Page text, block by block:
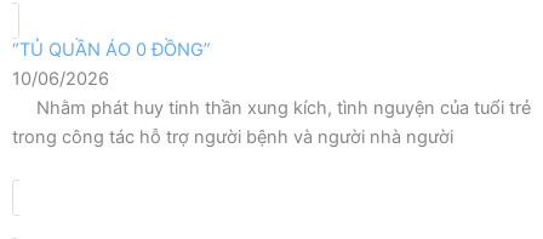
“TỦ QUẦN ÁO 0 ĐỒNG”
10/06/2026
Nhằm phát huy tinh thần xung kích, tình nguyện của tuổi trẻ
trong công tác hỗ trợ người bệnh và người nhà người